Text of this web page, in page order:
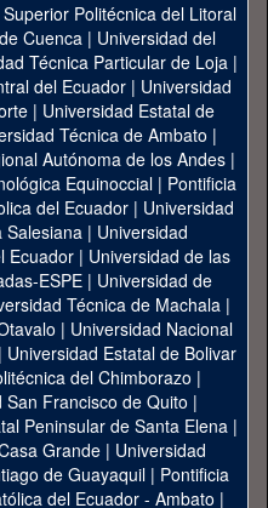
Politécnica del Litoral
Cuenca| Universidad del
Técnica Particular de Loja|
del Ecuador| Universidad
| Universidad Estatal de
Técnica de Ambato |
Autónoma de los Andes|
Equinoccial| Pontificia
del Ecuador | Universidad
Salesiana | Universidad
Ecuador | Universidad de las
ESPE | Universidad de
Técnica de Machala|
| Universidad Nacional
| Universidad Estatal de Bolivar
del Chimborazo |
San Francisco de Quito |
Peninsular de Santa Elena|
Grande | Universidad
de Guayaquil| Pontificia
del Ecuador - Ambato |